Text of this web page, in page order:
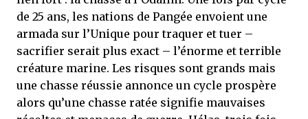
de 25 ans, les nations de Pangée envoient une
armada sur l’Unique pour traquer et tuer –
sacrifier serait plus exact – l’énorme et terrible
créature marine. Les risques sont grands mais
une chasse réussie annonce un cycle prospère
alors qu’une chasse ratée signifie mauvaises